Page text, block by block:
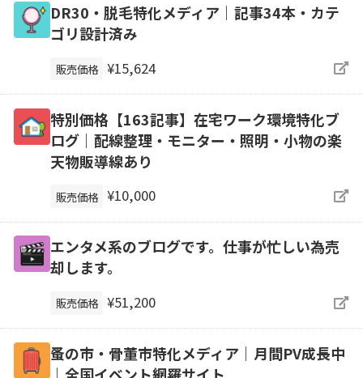
DR30・脱毛特化メディア｜記事34本・カテ
ゴリ設計済み
販売価格 ¥15,624
特別価格【163記事】在宅ワーク環境特化ブ
ログ｜配線整理・モニター・照明・小物の楽
天物販導線あり
販売価格 ¥10,000
エンタメ系のブログです。仕事が忙しい為売
却します。
販売価格 ¥51,200
蚤の市・骨董市特化メディア｜月間PV成長中